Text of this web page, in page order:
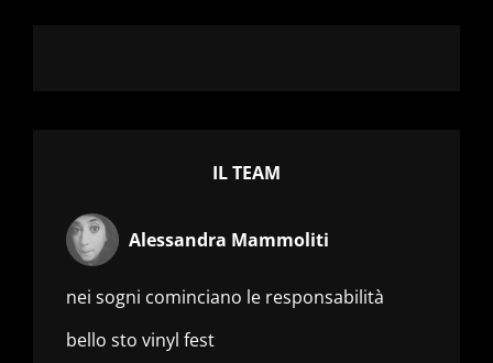
IL TEAM
Alessandra Mammoliti
nei sogni cominciano le responsabilità
bello sto vinyl fest